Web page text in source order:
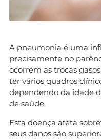
A pneumonia é uma
precisamente no
ocorrem as trocas
ter vários quadros
dependendo da idade
de saúde.
Esta doença afeta
seus danos são